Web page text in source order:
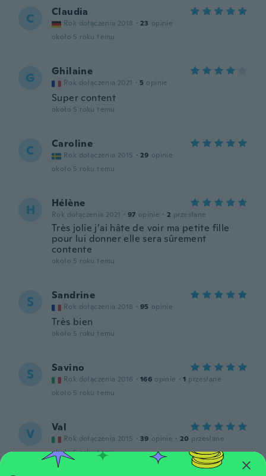
C Claudia
Rok dołączenia 2018 · 23 opinie
około 5 roku temu
G Ghilaine
Rok dołączenia 2021 · 5 opinie
Super content
około 5 roku temu
C Caroline
Rok dołączenia 2015 · 29 opinie
około 5 roku temu
H Hélène
Rok dołączenia 2021 · 97 opinie · 2 przesłane
Très jolie j’ai hâte de voir ma petite fille
pour lui donner elle sera sûrement
contente
około 5 roku temu
S Sandrine
Rok dołączenia 2018 · 95 opinie
Très bien
około 5 roku temu
S Savino
Rok dołączenia 2016 · 166 opinie · 1 przesłane
około 5 roku temu
V Val
Rok dołączenia 2015 · 39 opinie · 20 przesłane
około 5 roku temu